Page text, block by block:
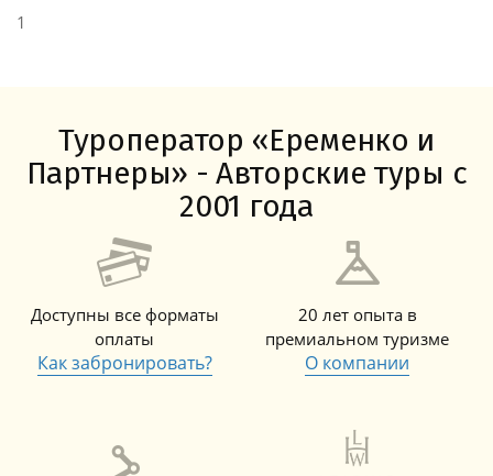
1
Туроператор «Еременко и
Партнеры» - Авторские туры с
2001 года
Доступны все форматы
оплаты
Как забронировать?
20 лет опыта в
премиальном туризме
О компании